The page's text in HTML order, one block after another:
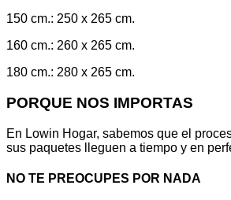
150 cm.: 250 x 265 cm.
160 cm.: 260 x 265 cm.
180 cm.: 280 x 265 cm.
PORQUE NOS IMPORTAS
En Lowin Hogar, sabemos que el
sus paquetes lleguen a tiempo y en
NO TE PREOCUPES POR NADA